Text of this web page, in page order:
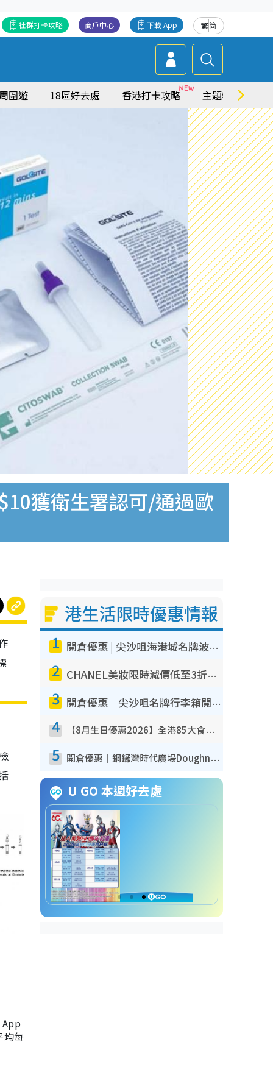
繁简
下載 App
商戶中心
社群打卡攻略
圍遊 18區好去處 香港打卡攻略 主題特集
獲衛生署認可/通過歐
均每
港生活限時優惠情報
1 開倉優惠 | 尖沙咀海港城名牌波鞋開倉低至1折！On鞋$899起／Joy&Peace鞋履$98起
2 CHANEL美妝限時減價低至3折！人氣粉底/唇膏/精華液低至$275！COCO香水都有平
3 開倉優惠｜尖沙咀名牌行李箱開倉低至4折！一連5日 American Tourister/ace./Hallmark $200起！
4 【8月生日優惠2026】全港85大食買玩著數攻略 自助餐/火鍋放題同行免費＋誠品/DONKI送現金券
5 開倉優惠｜銅鑼灣時代廣場Doughnut/Campo Marzio開倉低至1折！背囊、書包、手袋劈價$200起
U GO 本週好去處